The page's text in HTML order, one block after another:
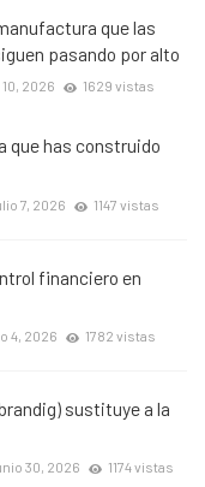
que las
pasando por alto
2026 1629 vistas
que has construido
7, 2026 1147 vistas
financiero en
4, 2026 1782 vistas
sustituye a la
30, 2026 1174 vistas